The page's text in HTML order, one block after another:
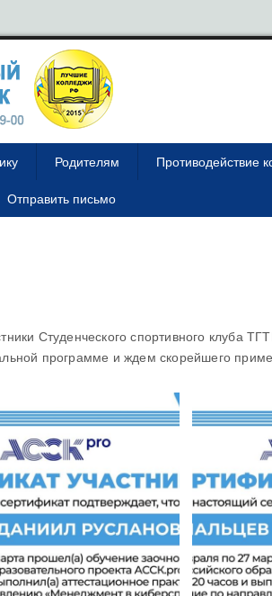
Родителям Противодействие
Отправить письмо
Студенческого спортивного клуба
программе и ждем скорейшего